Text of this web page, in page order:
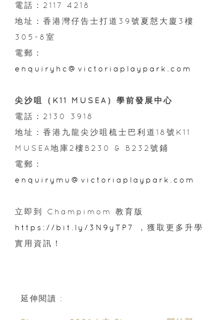
電話：2117 4218
地址：香港灣仔告士打道39號夏慤大廈3樓
305-8室
電郵：
enquiryhc@victoriaplaypark.com
尖沙咀（K11 MUSEA）學前發展中心
電話：2130 3918
地址：香港九龍尖沙咀梳士巴利道18號K11
MUSEA地庫2樓B230 & B232號鋪
電郵：
enquirymu@victoriaplaypark.com
立即到 Champimom 教育版
https://bit.ly/3N9yTP7
，獲取更多升學
實用資訊！
延伸閱讀 :